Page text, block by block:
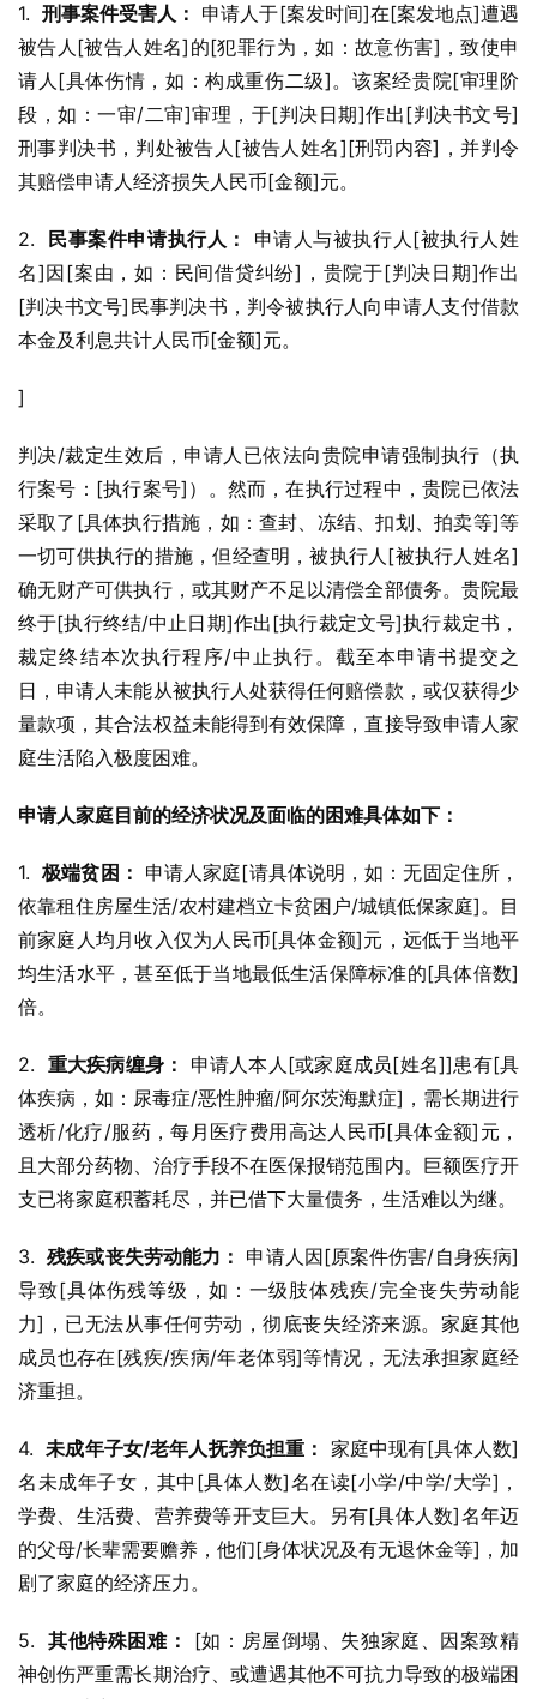
1. 刑事案件受害人： 申请人于[案发时间]在[案发地点]遭遇
被告人[被告人姓名]的[犯罪行为，如：故意伤害]，致使申
请人[具体伤情，如：构成重伤二级]。该案经贵院[审理阶
段，如：一审/二审]审理，于[判决日期]作出[判决书文号]
刑事判决书，判处被告人[被告人姓名][刑罚内容]，并判令
其赔偿申请人经济损失人民币[金额]元。
2. 民事案件申请执行人：
申请人与被执行人[被执行人姓
名]因[案由，如：民间借贷纠纷]，贵院于[判决日期]作出
[判决书文号]民事判决书，判令被执行人向申请人支付借款
本金及利息共计人民币[金额]元。
]
判决/裁定生效后，申请人已依法向贵院申请强制执行（执
行案号：[执行案号]）。然而，在执行过程中，贵院已依法
采取了[具体执行措施，如：查封、冻结、扣划、拍卖等]等
一切可供执行的措施，但经查明，被执行人[被执行人姓名]
确无财产可供执行，或其财产不足以清偿全部债务。贵院最
终于[执行终结/中止日期]作出[执行裁定文号]执行裁定书，
裁定终结本次执行程序/中止执行。截至本申请书提交之
日，申请人未能从被执行人处获得任何赔偿款，或仅获得少
量款项，其合法权益未能得到有效保障，直接导致申请人家
庭生活陷入极度困难。
申请人家庭目前的经济状况及面临的困难具体如下：
1. 极端贫困： 申请人家庭[请具体说明，如：无固定住所，
依靠租住房屋生活/农村建档立卡贫困户/城镇低保家庭]。目
前家庭人均月收入仅为人民币[具体金额]元，远低于当地平
均生活水平，甚至低于当地最低生活保障标准的[具体倍数]
倍。
2. 重大疾病缠身：
申请人本人[或家庭成员[姓名]]患有[具
体疾病，如：尿毒症/恶性肿瘤/阿尔茨海默症]，需长期进行
透析/化疗/服药，每月医疗费用高达人民币[具体金额]元，
且大部分药物、治疗手段不在医保报销范围内。巨额医疗开
支已将家庭积蓄耗尽，并已借下大量债务，生活难以为继。
3. 残疾或丧失劳动能力： 申请人因[原案件伤害/自身疾病]
导致[具体伤残等级，如：一级肢体残疾/完全丧失劳动能
力]，已无法从事任何劳动，彻底丧失经济来源。家庭其他
成员也存在[残疾/疾病/年老体弱]等情况，无法承担家庭经
济重担。
4. 未成年子女/老年人抚养负担重： 家庭中现有[具体人数]
名未成年子女，其中[具体人数]名在读[小学/中学/大学]，
学费、生活费、营养费等开支巨大。另有[具体人数]名年迈
的父母/长辈需要赡养，他们[身体状况及有无退休金等]，加
剧了家庭的经济压力。
5. 其他特殊困难：
[如：房屋倒塌、失独家庭、因案致精
神创伤严重需长期治疗、或遭遇其他不可抗力导致的极端困